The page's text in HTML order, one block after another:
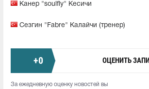
Канер "soulfly" Кесичи
Сезгин "Fabre" Калайчи (тренер)
+0 ОЦЕНИТЬ
За ежедневную оценку новостей вы